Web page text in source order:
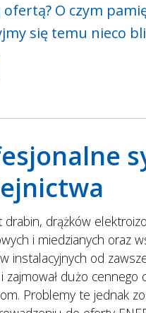
ofertą? O czym
się temu nieco
drabin, drążków
i miedzianych oraz
instalacyjnych od
zajmował dużo cennego
Problemy te jednak